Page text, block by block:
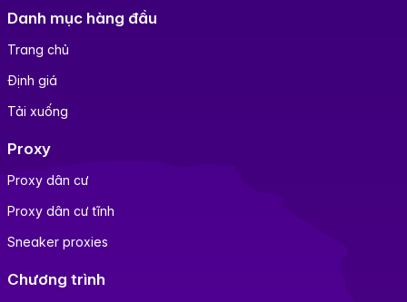
Danh mục hàng đầu
Trang chủ
Định giá
Tải xuống
Proxy
Proxy dân cư
Proxy dân cư tĩnh
Sneaker proxies
Chương trình